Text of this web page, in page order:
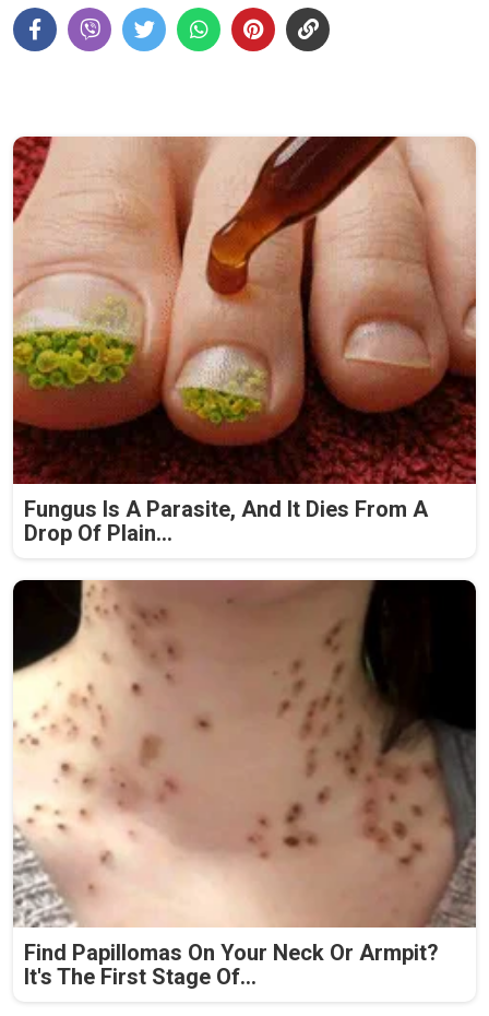
Fungus Is A Parasite, And It Dies From A
Drop Of Plain...
Find Papillomas On Your Neck Or Armpit?
It's The First Stage Of...